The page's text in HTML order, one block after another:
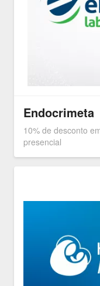
Endocrimeta
10% de desconto
presencial